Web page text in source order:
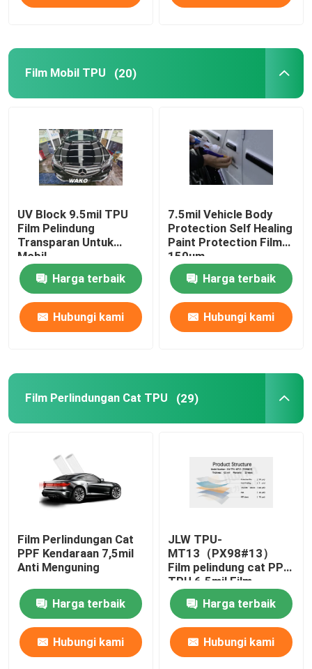
Film Insulasi Bangunan
Film Mobil TPU (20)
UV Block 9.5mil TPU
Film Pelindung
Transparan Untuk
Mobil
Harga terbaik
Hubungi kami
7.5mil Vehicle Body
Protection Self Healing
Paint Protection Film
150um
Harga terbaik
Hubungi kami
Film Perlindungan Cat TPU (29)
Film Perlindungan Cat
PPF Kendaraan 7,5mil
Anti Menguning
Harga terbaik
Hubungi kami
JLW TPU-
MT13（PX98#13）
Film pelindung cat PPF
TPU 6.5mil Film
Pelindung Cat mobil
TransparanHarga terbaik
Hubungi kami